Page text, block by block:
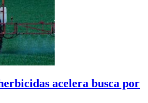
acelera busca por